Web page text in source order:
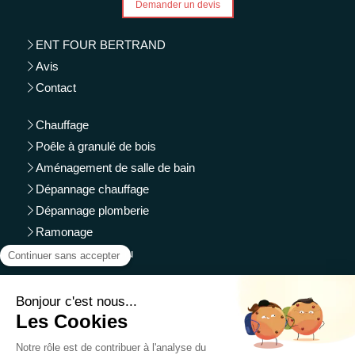
Demander un devis
ENT FOUR BERTRAND
Avis
Contact
Chauffage
Poêle à granulé de bois
Aménagement de salle de bain
Dépannage chauffage
Dépannage plomberie
Ramonage
Traitement de l'eau
Gartempe.
Plan du site